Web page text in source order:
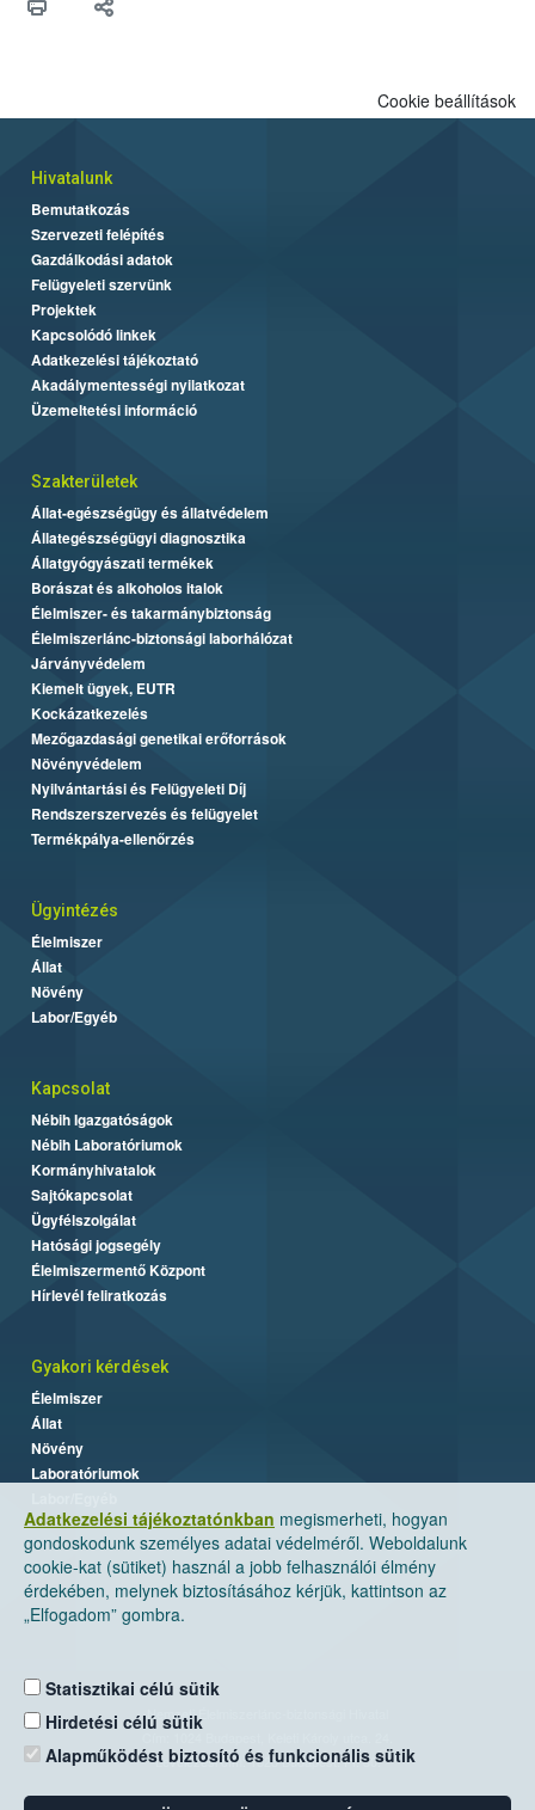
Adatkezelési tájékoztatónkban megismerheti, hogyan
gondoskodunk személyes adatai védelméről. Weboldalunk
cookie-kat (sütiket) használ a jobb felhasználói élmény
érdekében, melynek biztosításához kérjük, kattintson az
„Elfogadom” gombra.
Statisztikai célú sütik
Hirdetési célú sütik
Alapműködést biztosító és funkcionális sütik
Cookie beállítások
Hivatalunk
Bemutatkozás
Szervezeti felépítés
Gazdálkodási adatok
Felügyeleti szervünk
Projektek
Kapcsolódó linkek
Adatkezelési tájékoztató
Akadálymentességi nyilatkozat
Üzemeltetési információ
Szakterületek
Állat-egészségügy és állatvédelem
Állategészségügyi diagnosztika
Állatgyógyászati termékek
Borászat és alkoholos italok
Élelmiszer- és takarmánybiztonság
Élelmiszerlánc-biztonsági laborhálózat
Járványvédelem
Kiemelt ügyek, EUTR
Kockázatkezelés
Mezőgazdasági genetikai erőforrások
Növényvédelem
Nyilvántartási és Felügyeleti Díj
Rendszerszervezés és felügyelet
Termékpálya-ellenőrzés
Ügyintézés
Élelmiszer
Állat
Növény
Labor/Egyéb
Kapcsolat
Nébih Igazgatóságok
Nébih Laboratóriumok
Kormányhivatalok
Sajtókapcsolat
Ügyfélszolgálat
Hatósági jogsegély
Élelmiszermentő Központ
Hírlevél feliratkozás
Gyakori kérdések
Élelmiszer
Állat
Növény
Laboratóriumok
Nemzeti Élelmiszerlánc-biztonsági Hivatal
Levelezési cím: 1525 Budapest. Pf. 30.